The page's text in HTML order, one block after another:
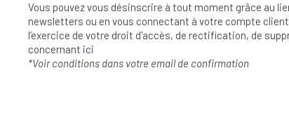
Vous pouvez vous désinscrire à tout moment grâce au
newsletters ou en vous connectant à votre compte
l’exercice de votre droit d'accès, de rectification, de
concernant ici
*Voir conditions dans votre email de confirmation